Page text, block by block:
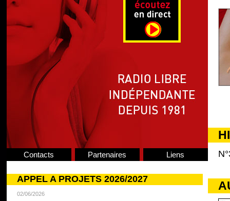
Contacts Partenaires Liens
APPEL A PROJETS 2026/2027
02/06/2026